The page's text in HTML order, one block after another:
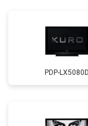
PDP-LX5080D